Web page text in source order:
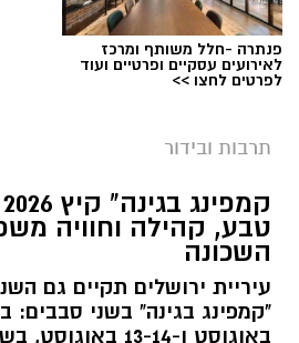
מערכת ירושלים נט / 10:00 28.07.26
תגים:פארק המים
עיריית ירושלים, באמצעות
"אריאל", מרעננת את הקיץ
פנתרה -חלל משותף ומרכז
לאירועים עסקיים ופרטיים ועוד
לפרטים לחצו >>
תרבות ובידור
טבע, קהילה וחוויה
השכונה
עיריית ירושלים תקיים גם
באוגוסט ו-13-14